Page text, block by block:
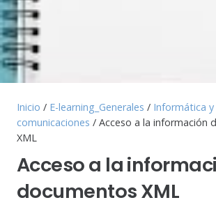
Inicio / E-learning_Generales / Informática y
comunicaciones / Acceso a la información
XML
Acceso a la
documentos XML